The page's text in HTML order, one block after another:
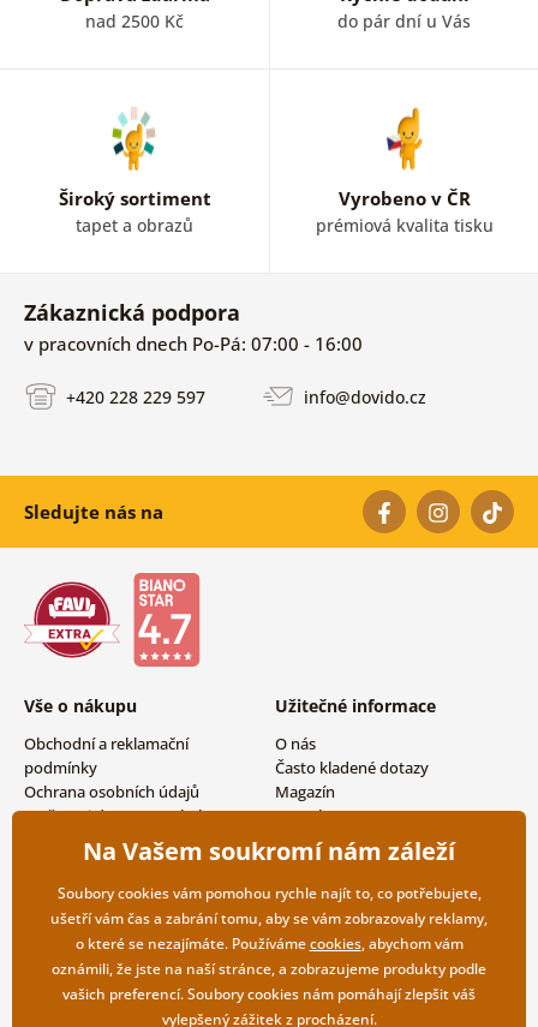
nad 2500 Kč do pár dní u Vás
Široký sortiment
tapet a obrazů
Vyrobeno v ČR
prémiová kvalita tisku
Zákaznická podpora
v pracovních dnech Po-Pá: 07:00 - 16:00
+420 228 229 597 info@dovido.cz
Sledujte nás na
Vše o nákupu
Obchodní a reklamační
podmínky
Ochrana osobních údajů
Možnosti dopravy a platby
Vrácení zboží
Užitečné informace
O nás
Často kladené dotazy
Magazín
Kontakty
Velkoobchodní spolupráce
Na Vašem soukromí nám záleží
Soubory cookies vám pomohou rychle najít to, co potřebujete,
ušetří vám čas a zabrání tomu, aby se vám zobrazovaly reklamy,
o které se nezajímáte. Používámecookies, abychom vám
oznámili, že jste na naší stránce, a zobrazujeme produkty podle
vašich preferencí. Soubory cookies nám pomáhají zlepšit váš
vylepšený zážitek z procházení.